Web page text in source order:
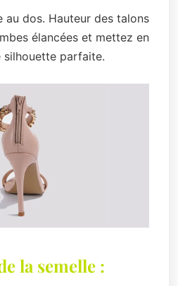
au dos. Hauteur des talons
élancées et mettez en
silhouette parfaite.
la semelle :